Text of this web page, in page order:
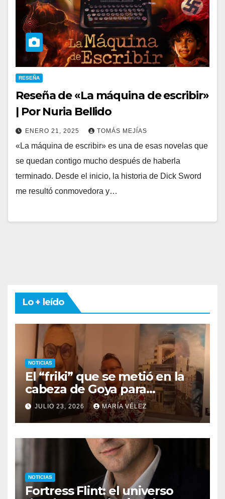
RESEÑA
Reseña de «La máquina de escribir»
| Por Nuria Bellido
ENERO 21, 2025 TOMÁS MEJÍAS
«La máquina de escribir» es una de esas novelas que
se quedan contigo mucho después de haberla
terminado. Desde el inicio, la historia de Dick Sword
me resultó conmovedora y…
Lo + leído
NOTICIAS
El “friki” que se metió en la
cabeza de Goya para
descubrir qué esconden sus
monstruos
JULIO 23, 2026 MARÍA VÉLEZ
NOTICIAS
Fortress Flint: el universo